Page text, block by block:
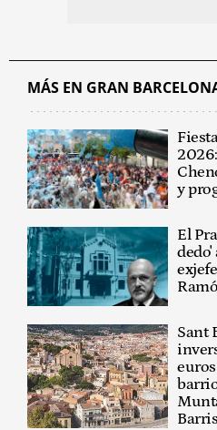
MÁS EN GRAN
y
El
Sant
Barris